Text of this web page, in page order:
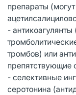
препараты
-
тромбов) или
препятствующие
- селективные
серотонина